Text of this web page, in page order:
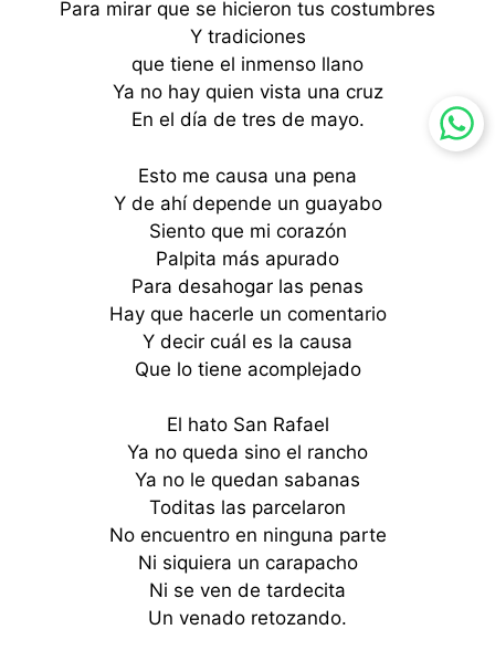
Para mirar que se hicieron tus costumbres
Y tradiciones
que tiene el inmenso llano
Ya no hay quien vista una cruz
En el día de tres de mayo.
Esto me causa una pena
Y de ahí depende un guayabo
Siento que mi corazón
Palpita más apurado
Para desahogar las penas
Hay que hacerle un comentario
Y decir cuál es la causa
Que lo tiene acomplejado
El hato San Rafael
Ya no queda sino el rancho
Ya no le quedan sabanas
Toditas las parcelaron
No encuentro en ninguna parte
Ni siquiera un carapacho
Ni se ven de tardecita
Un venado retozando.